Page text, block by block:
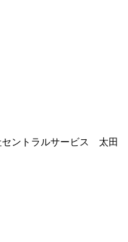
セントラルサービス 太田